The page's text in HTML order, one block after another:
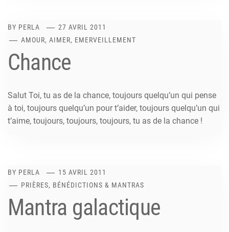
BY PERLA
27 AVRIL 2011
AMOUR, AIMER, EMERVEILLEMENT
Chance
Salut Toi, tu as de la chance, toujours quelqu’un qui pense
à toi, toujours quelqu’un pour t’aider, toujours quelqu’un qui
t’aime, toujours, toujours, toujours, tu as de la chance !
BY PERLA
15 AVRIL 2011
PRIÈRES, BÉNÉDICTIONS & MANTRAS
Mantra galactique